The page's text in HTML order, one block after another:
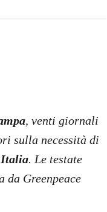
, venti giornali
sulla necessità di
Italia. Le testate
da Greenpeace